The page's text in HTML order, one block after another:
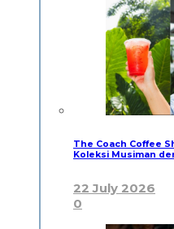
The Coach Coffee
Koleksi Musiman
22 July 2026
0